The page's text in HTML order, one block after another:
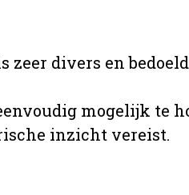
zeer divers en
mogelijk te
inzicht vereist.